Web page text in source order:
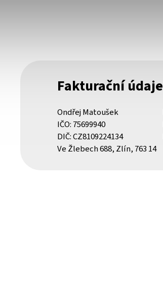
Fakturační údaje
Ondřej Matoušek
IČO: 75699940
DIČ: CZ8109224134
Ve Žlebech 688, Zlín, 763 14